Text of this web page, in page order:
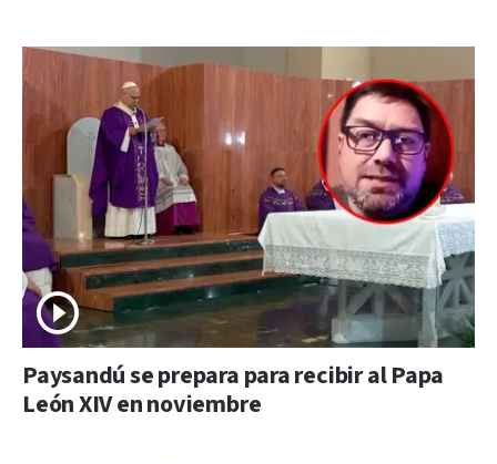
Paysandú se prepara para recibir al Papa
León XIV en noviembre